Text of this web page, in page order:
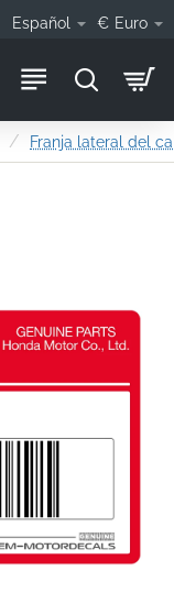
Español € Euro
Franja lateral del